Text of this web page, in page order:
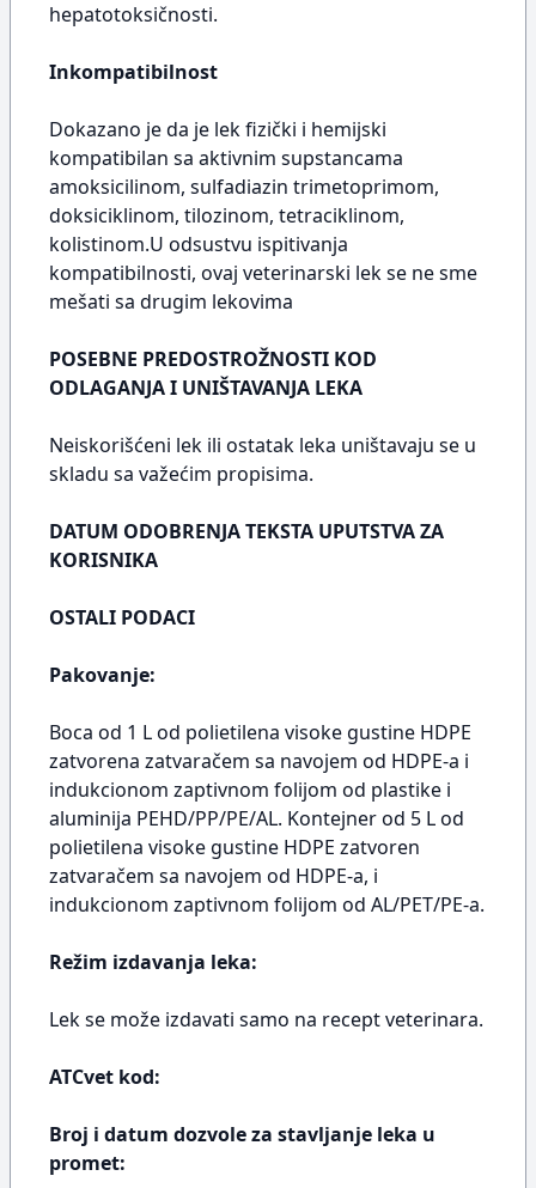
hepatotoksičnosti.
Inkompatibilnost
Dokazano je da je lek fizički i hemijski
kompatibilan sa aktivnim supstancama
amoksicilinom, sulfadiazin trimetoprimom,
doksiciklinom, tilozinom, tetraciklinom,
kolistinom.U odsustvu ispitivanja
kompatibilnosti, ovaj veterinarski lek se ne sme
mešati sa drugim lekovima
POSEBNE PREDOSTROŽNOSTI KOD
ODLAGANJA I UNIŠTAVANJA LEKA
Neiskorišćeni lek ili ostatak leka uništavaju se u
skladu sa važećim propisima.
DATUM ODOBRENJA TEKSTA UPUTSTVA ZA
KORISNIKA
OSTALI PODACI
Pakovanje:
Boca od 1 L od polietilena visoke gustine HDPE
zatvorena zatvaračem sa navojem od HDPE-a i
indukcionom zaptivnom folijom od plastike i
aluminija PEHD/PP/PE/AL. Kontejner od 5 L od
polietilena visoke gustine HDPE zatvoren
zatvaračem sa navojem od HDPE-a, i
indukcionom zaptivnom folijom od AL/PET/PE-a.
Režim izdavanja leka:
Lek se može izdavati samo na recept veterinara.
ATCvet kod:
Broj i datum dozvole za stavljanje leka u
promet: